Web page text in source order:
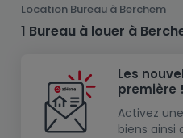
Maison
Maison mitoyenne
Maison jumelée
Appartement
Chambre
Studio
Résidence
Lotissement
Maison à construire
Modèle de maison
Immeuble de rapport
Location Bureau à Berchem
1 Bureau à louer à
Les
première !
Activez
biens ainsi